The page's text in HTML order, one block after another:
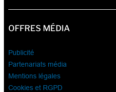
OFFRES MÉDIA
Publicité
Partenariats média
Mentions légales
Cookies et RGPD